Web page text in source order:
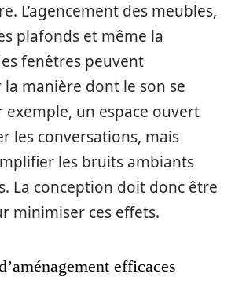
L’agencement des meubles,
plafonds et même la
fenêtres peuvent
manière dont le son se
exemple, un espace ouvert
les conversations, mais
les bruits ambiants
La conception doit donc être
minimiser ces effets.
efficaces